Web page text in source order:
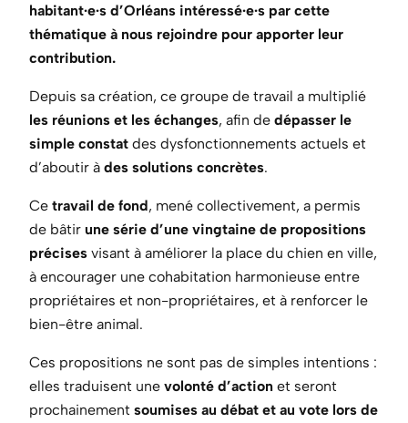
habitant·e·s d’Orléans intéressé·e·s par cette
thématique à nous rejoindre pour apporter leur
contribution.
Depuis sa création, ce groupe de travail a multiplié
les réunions et les échanges, afin de dépasser le
simple constat des dysfonctionnements actuels et
d’aboutir à des solutions concrètes.
Ce travail de fond, mené collectivement, a permis
de bâtir une série d’une vingtaine de propositions
précises visant à améliorer la place du chien en ville,
à encourager une cohabitation harmonieuse entre
propriétaires et non-propriétaires, et à renforcer le
bien-être animal.
Ces propositions ne sont pas de simples intentions :
elles traduisent une volonté d’action et seront
prochainement soumises au débat et au vote lors de